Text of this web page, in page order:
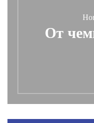
От